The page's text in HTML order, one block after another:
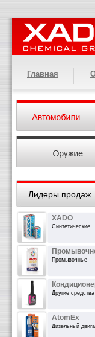
Главная
Лидеры продаж
XADO
Синтетические
Промывочные
Другие средства
AtomEx
Дизельный